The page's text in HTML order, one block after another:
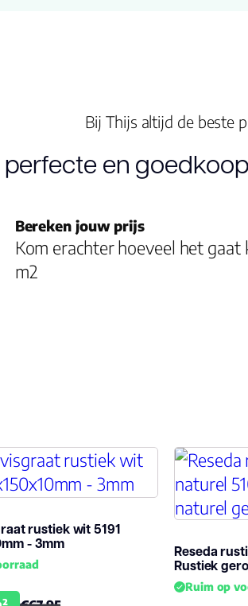
Bij Thijs altijd de beste
en
Bereken jouw prijs
Kom erachter hoeveel het gaat
m2
rustiek wit 5191
- 3mm
Reseda
Rustiek
Ruim op